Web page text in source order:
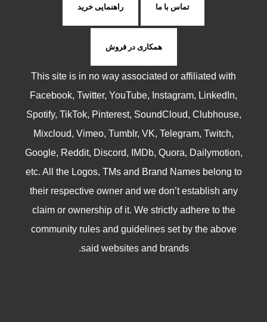
مشاوره رایگان❤🤩
تماس با ما راهنمایی خرید
همکاری در فروش
This site is in no way associated or affiliated with
Facebook, Twitter, YouTube, Instagram, LinkedIn,
Spotify, TikTok, Pinterest, SoundCloud, Clubhouse,
Mixcloud, Vimeo, Tumblr, VK, Telegram, Twitch,
Google, Reddit, Discord, IMDb, Quora, Dailymotion,
etc. All the Logos, TMs and Brand Names belong to
their respective owner and we don’t establish any
claim or ownership of it. We strictly adhere to the
community rules and guidelines set by the above
said websites and brands.